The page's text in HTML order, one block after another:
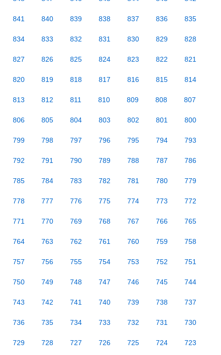
841 840 839 838 837 836 835
834 833 832 831 830 829 828
827 826 825 824 823 822 821
820 819 818 817 816 815 814
813 812 811 810 809 808 807
806 805 804 803 802 801 800
799 798 797 796 795 794 793
792 791 790 789 788 787 786
785 784 783 782 781 780 779
778 777 776 775 774 773 772
771 770 769 768 767 766 765
764 763 762 761 760 759 758
757 756 755 754 753 752 751
750 749 748 747 746 745 744
743 742 741 740 739 738 737
736 735 734 733 732 731 730
729 728 727 726 725 724 723